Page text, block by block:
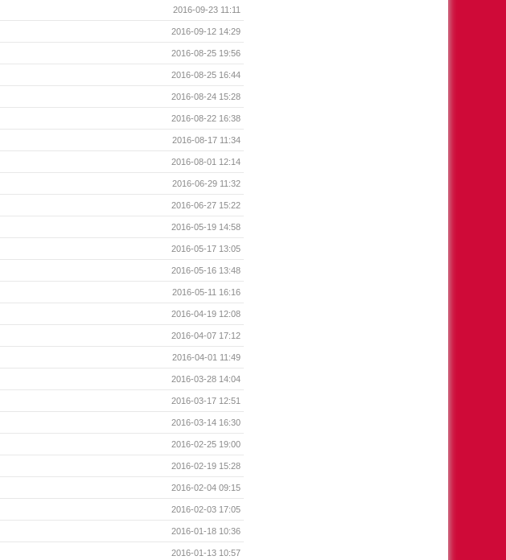
2016-09-23 11:11
2016-09-12 14:29
2016-08-25 19:56
2016-08-25 16:44
2016-08-24 15:28
2016-08-22 16:38
2016-08-17 11:34
2016-08-01 12:14
2016-06-29 11:32
2016-06-27 15:22
2016-05-19 14:58
2016-05-17 13:05
2016-05-16 13:48
2016-05-11 16:16
2016-04-19 12:08
2016-04-07 17:12
2016-04-01 11:49
2016-03-28 14:04
2016-03-17 12:51
2016-03-14 16:30
2016-02-25 19:00
2016-02-19 15:28
2016-02-04 09:15
2016-02-03 17:05
2016-01-18 10:36
2016-01-13 10:57